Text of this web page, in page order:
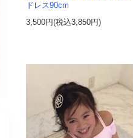
ドレス90cm
3,500円(税込3,850円)